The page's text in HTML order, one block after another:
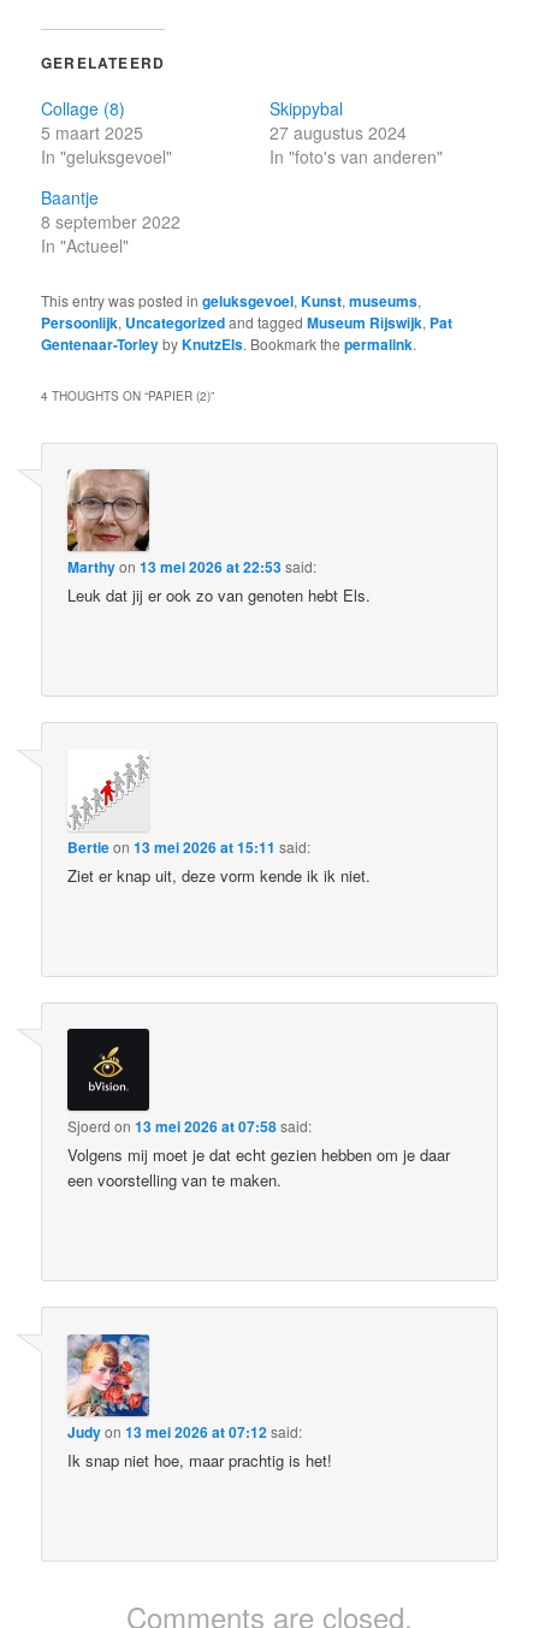
GERELATEERD
Collage (8)
5 maart 2025
In "geluksgevoel"
Skippybal
27 augustus 2024
In "foto's van anderen"
Baantje
8 september 2022
In "Actueel"
This entry was posted ingeluksgevoel,Kunst,museums,
Persoonlijk, Uncategorizedand taggedMuseum Rijswijk, Pat
Gentenaar-TorleybyKnutzEls. Bookmark thepermalink.
4 THOUGHTS ON “PAPIER (2)”
Marthyon13 mei 2026 at 22:53said:
Leuk dat jij er ook zo van genoten hebt Els.
Bertieon13 mei 2026 at 15:11 said:
Ziet er knap uit, deze vorm kende ik ik niet.
Sjoerd on13 mei 2026 at 07:58said:
Volgens mij moet je dat echt gezien hebben om je daar
een voorstelling van te maken.
Judyon13 mei 2026 at 07:12said:
Ik snap niet hoe, maar prachtig is het!
Comments are closed.